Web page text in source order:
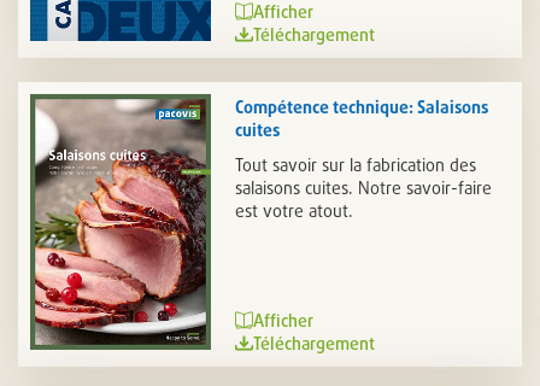
Afficher
Téléchargement
Compétence technique: Salaisons
cuites
Tout savoir sur la fabrication des
salaisons cuites. Notre savoir-faire
est votre atout.
Afficher
Téléchargement